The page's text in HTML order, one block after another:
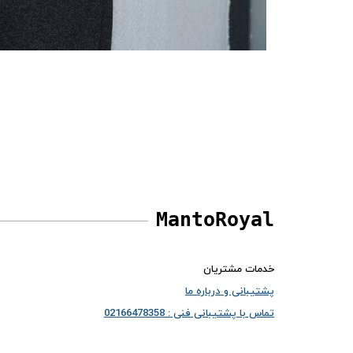
MantoRoyal
خدمات مشتریان
پشتیبانی و درباره ما
تماس با پشتیبانی فنی : 02166478358